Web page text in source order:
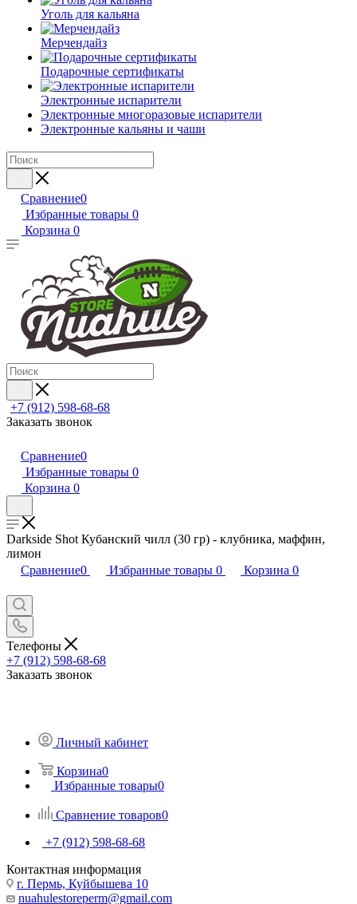
Уголь для кальяна
Мерчендайз
Подарочные сертификаты
Электронные испарители
Электронные многоразовые испарители
Электронные кальяны и чаши
Сравнение0
Избранные товары 0
Корзина 0
+7 (912) 598-68-68
Заказать звонок
Сравнение0
Избранные товары 0
Корзина 0
Darkside Shot Кубанский чилл (30 гр) - клубника, маффин,
лимон
Сравнение0 Избранные товары 0 Корзина 0
Телефоны
+7 (912) 598-68-68
Заказать звонок
Личный кабинет
Корзина0
Избранные товары0
Сравнение товаров0
+7 (912) 598-68-68
Контактная информация
г. Пермь, Куйбышева 10
nuahulestoreperm@gmail.com